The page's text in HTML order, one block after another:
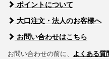
ポイントについて
大口注文・法人のお客様へ
お問い合わせはこちら
お問い合わせの前に、 よくある質